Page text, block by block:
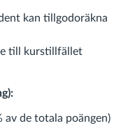
kan tillgodoräkna
till kurstillfället
av de totala poängen)